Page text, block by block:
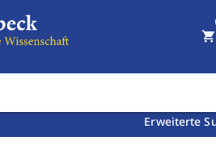
Erweiterte
shopping_cart